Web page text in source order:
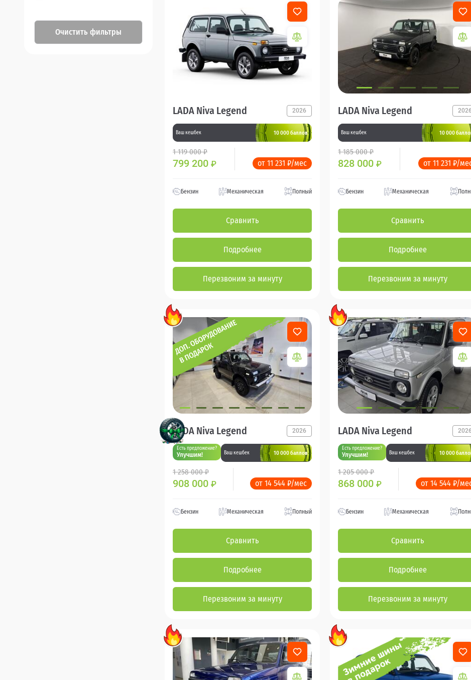
Очистить фильтры
LADA Niva Legend 2026
Ваш кешбек 10 000 баллов
1 119 000 ₽
799 200 ₽ от 11 231 ₽/мес
Бензин Механическая Полный
Сравнить
Подробнее
Перезвоним за минуту
LADA Niva Legend
Ваш кешбек 10 000
1 185 000 ₽
828 000₽ от 11 231 ₽/
Бензин Механическая
Сравнить
Подробнее
Перезвоним за минуту
LADA Niva Legend 2026
Есть предложение?
Улучшим! Ваш кешбек 10 000 баллов
1 258 000 ₽
908 000 ₽ от 14 544 ₽/мес
Бензин Механическая Полный
Сравнить
Подробнее
Перезвоним за минуту
LADA Niva Legend
Есть предложение?
Улучшим! Ваш кешбек 10 000
1 205 000 ₽
868 000₽ от 14 544 ₽/
Бензин Механическая
Сравнить
Подробнее
Перезвоним за минуту